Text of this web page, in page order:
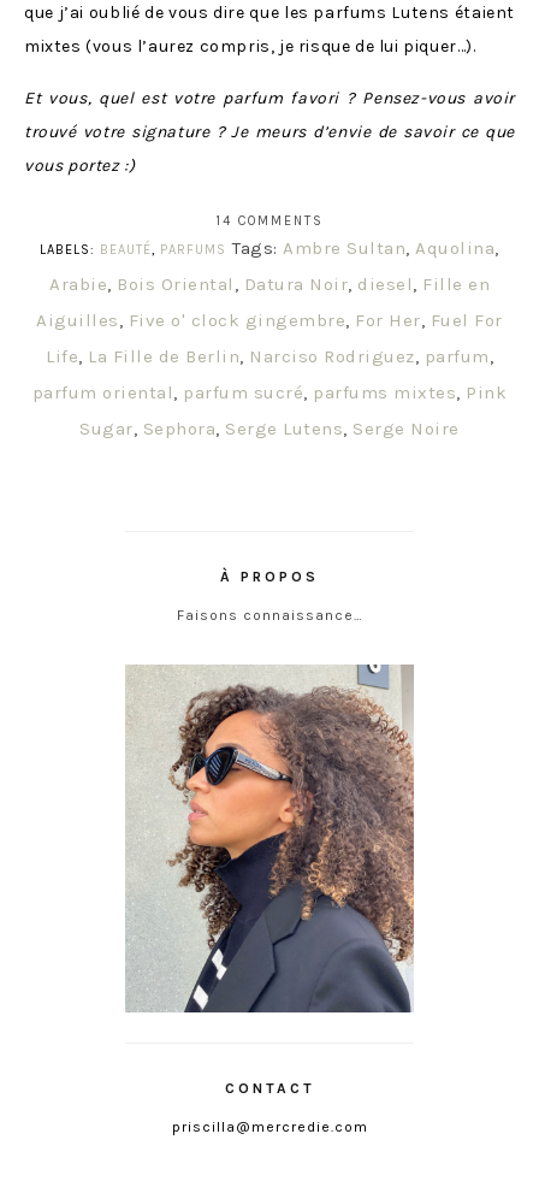
que j’ai oublié de vous dire que les parfums Lutens étaient
mixtes (vous l’aurez compris, je risque de lui piquer…).
Et vous, quel est votre parfum favori ? Pensez-vous avoir
trouvé votre signature ? Je meurs d’envie de savoir ce que
vous portez :)
14 COMMENTS
LABELS: BEAUTÉ, PARFUMS Tags:Ambre Sultan,Aquolina,
Arabie, Bois Oriental , Datura Noir, diesel, Fille en
Aiguilles, Five o' clock gingembre, For Her, Fuel For
Life, La Fille de Berlin, Narciso Rodriguez, parfum,
parfum oriental, parfum sucré, parfums mixtes, Pink
Sugar, Sephora, Serge Lutens, Serge Noire
À PROPOS
Faisons connaissance…
CONTACT
priscilla@mercredie.com